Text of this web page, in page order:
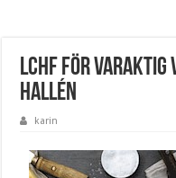
LCHF för varaktig
Hallén
karin